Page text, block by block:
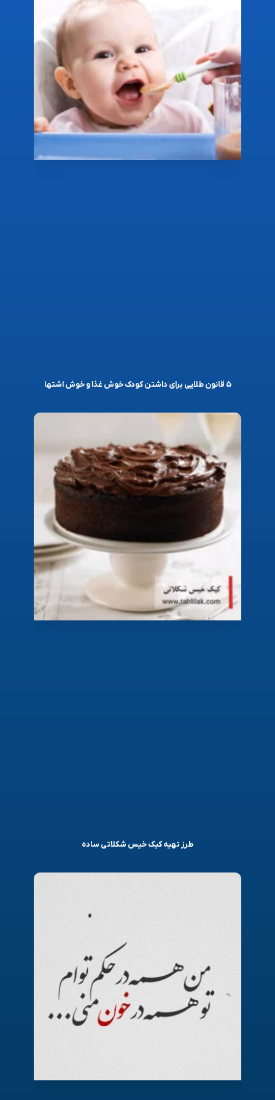
۵ قانون طلایی برای داشتن کودک خوش غذا و خوش اشتها
طرز تهیه کیک خیس شکلاتی ساده